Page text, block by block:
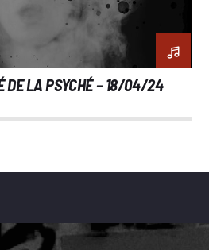
DE LA PSYCHÉ – 18/04/24